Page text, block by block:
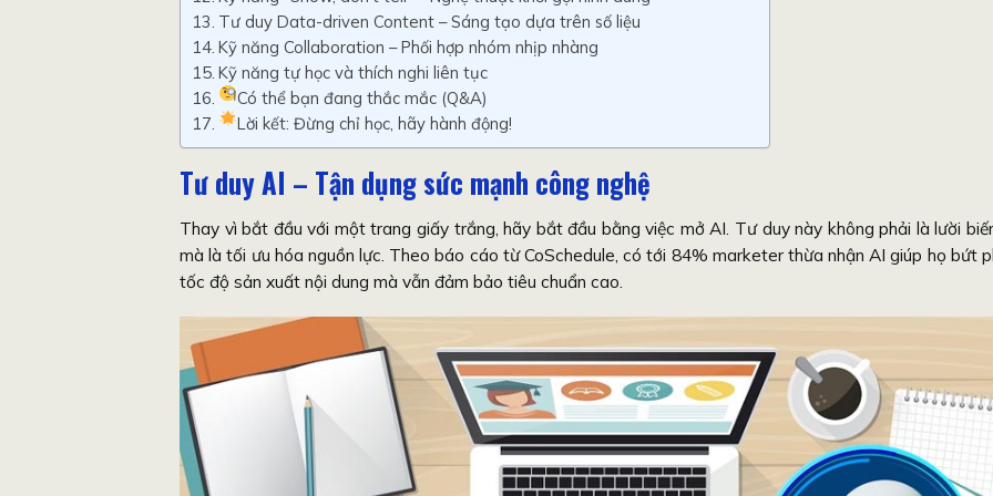
Tư duy Data-driven Content – Sáng tạo dựa trên số liệu
Kỹ năng Collaboration – Phối hợp nhóm nhịp nhàng
Kỹ năng tự học và thích nghi liên tục
Có thể bạn đang thắc mắc (Q&A)
Lời kết: Đừng chỉ học, hãy hành động!
Tư duy AI – Tận dụng sức mạnh công nghệ
Thay vì bắt đầu với một trang giấy trắng, hãy bắt đầu bằng việc mở AI. Tư duy này không phải là lười
mà là tối ưu hóa nguồn lực. Theo báo cáo từ CoSchedule, có tới 84% marketer thừa nhận AI giúp họ bứt
tốc độ sản xuất nội dung mà vẫn đảm bảo tiêu chuẩn cao.